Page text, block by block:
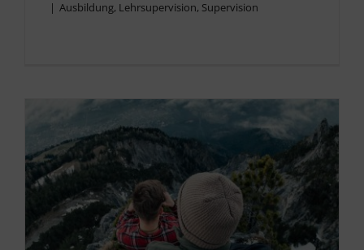
| Ausbildung, Lehrsupervision, Supervision